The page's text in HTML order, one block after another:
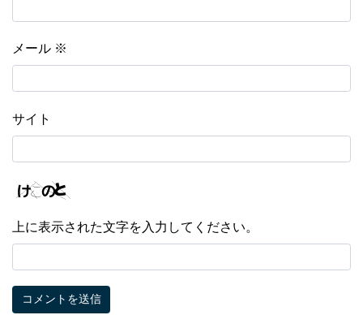
メール ※
サイト
上に表示された文字を入力してください。